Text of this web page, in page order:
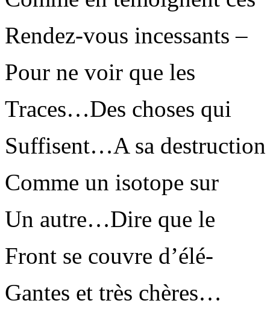
Rendez-vous incessants –
Pour ne voir que les
Traces…Des choses qui
Suffisent…A sa
Comme un isotope sur
Un autre…Dire que le
Front se couvre d’élé-
Gantes et très chères…